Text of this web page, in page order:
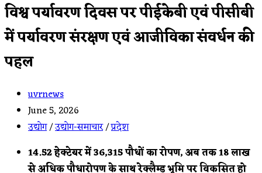
विश्व पर्यावरण दिवस पर पीईकेबी एवं पीसीबी
में पर्यावरण संरक्षण एवं आजीविका संवर्धन की
पहल
Post
author:
uvrnews
Post
published:
June 5, 2026
Post
category:
उद्योग/उद्योग-समाचार/प्रदेश
14.52 हेक्टेयर में 36,315 पौधों का रोपण, अब तक 18 लाख
से अधिक पौधारोपण के साथ रेक्लैम्ड भूमि पर विकसित हो